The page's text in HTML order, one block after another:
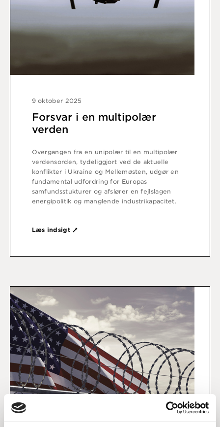
9 oktober 2025
Forsvar i en multipolær
verden
Overgangen fra en unipolær til en multipolær
verdensorden, tydeliggjort ved de aktuelle
konflikter i Ukraine og Mellemøsten, udgør en
fundamental udfordring for Europas
samfundsstukturer og afslører en fejlslagen
energipolitik og manglende industrikapacitet.
Læs indsigt